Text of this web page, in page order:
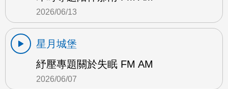
2026/06/13
星月城堡
紓壓專題關於失眠 FM AM
2026/06/07